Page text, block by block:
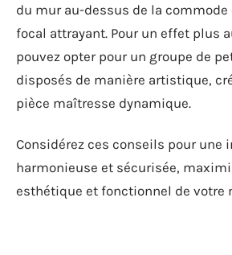
du mur au-dessus de la
focal attrayant. Pour un effet plus
pouvez opter pour un groupe de
disposés de manière artistique,
pièce maîtresse dynamique.
Considérez ces conseils pour une
harmonieuse et sécurisée,
esthétique et fonctionnel de votre